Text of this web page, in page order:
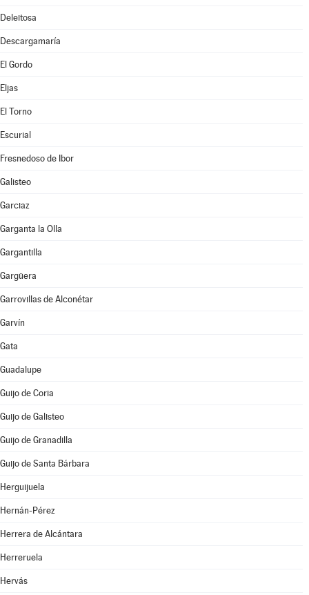
Deleitosa
Descargamaría
El Gordo
Eljas
El Torno
Escurial
Fresnedoso de Ibor
Galisteo
Garciaz
Garganta la Olla
Gargantilla
Gargüera
Garrovillas de Alconétar
Garvín
Gata
Guadalupe
Guijo de Coria
Guijo de Galisteo
Guijo de Granadilla
Guijo de Santa Bárbara
Herguijuela
Hernán-Pérez
Herrera de Alcántara
Herreruela
Hervás